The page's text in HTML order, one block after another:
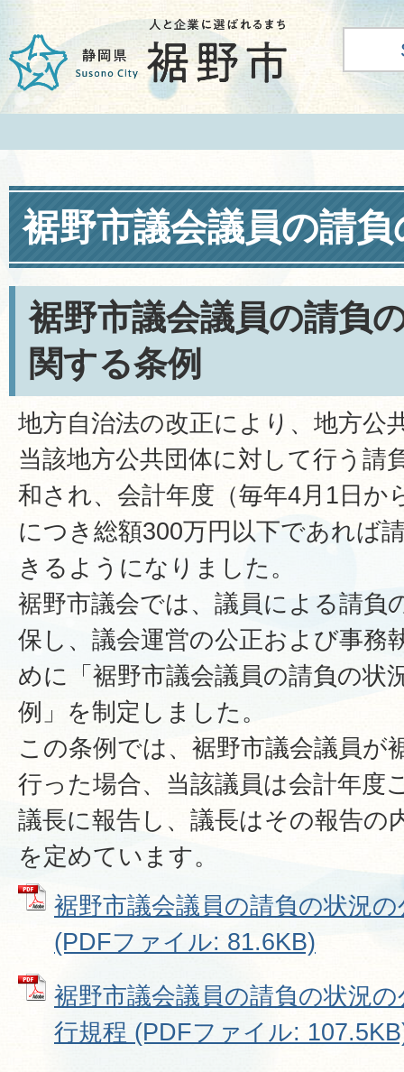
裾野市議会議員の請
裾野市議会議員の請負
関する条例
地方自治法の改正により、地方公
当該地方公共団体に対して行う請
和され、会計年度（毎年4月1日か
につき総額300万円以下であれば
きるようになりました。
裾野市議会では、議員による請負
保し、議会運営の公正および事務
めに「裾野市議会議員の請負の状
例」を制定しました。
この条例では、裾野市議会議員が
行った場合、当該議員は会計年度
議長に報告し、議長はその報告の
を定めています。
裾野市議会議員の請負の状況
(PDFファイル: 81.6KB)
裾野市議会議員の請負の状況
行規程 (PDFファイル: